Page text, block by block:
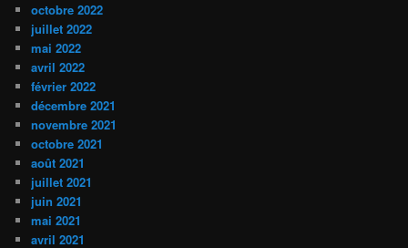
octobre 2022
juillet 2022
mai 2022
avril 2022
février 2022
décembre 2021
novembre 2021
octobre 2021
août 2021
juillet 2021
juin 2021
mai 2021
avril 2021